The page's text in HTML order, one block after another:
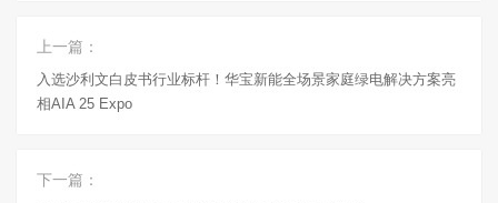
上一篇：
入选沙利文白皮书行业标杆！华宝新能全场景家庭绿电解决方案亮
相AIA 25 Expo
下一篇：